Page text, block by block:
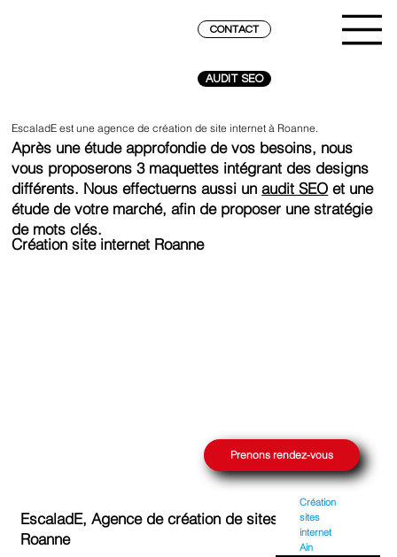
AUDIT SEO
CONTACT
Création site internet Roanne
Prenons rendez-vous
EscaladE est une agence de création de site internet à Roanne.
Après une étude approfondie de vos besoins, nous
vous proposerons 3 maquettes intégrant des designs
différents. Nous effectuerns aussi unaudit SEO et une
étude de votre marché, afin de proposer une stratégie
de mots clés.
EscaladE, Agence de création de sites internet à
Roanne
Création
sites
internet
Ain